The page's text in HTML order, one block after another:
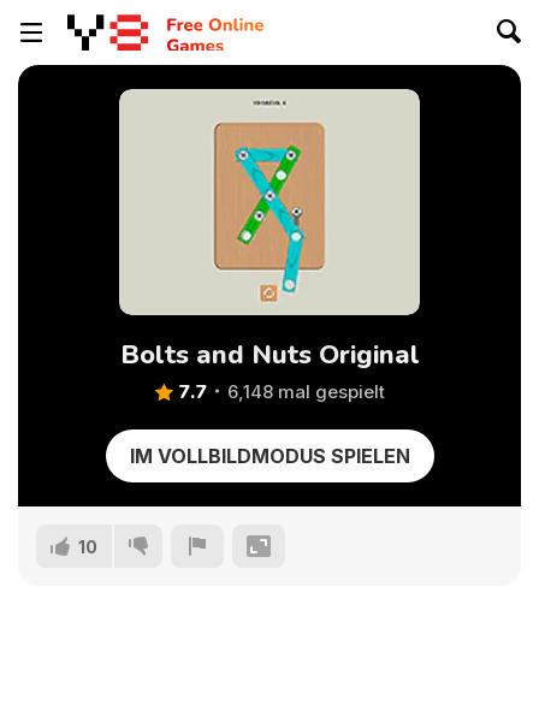
Bolts and Nuts Original
7.7 6,148 mal gespielt
IM VOLLBILDMODUS SPIELEN
10